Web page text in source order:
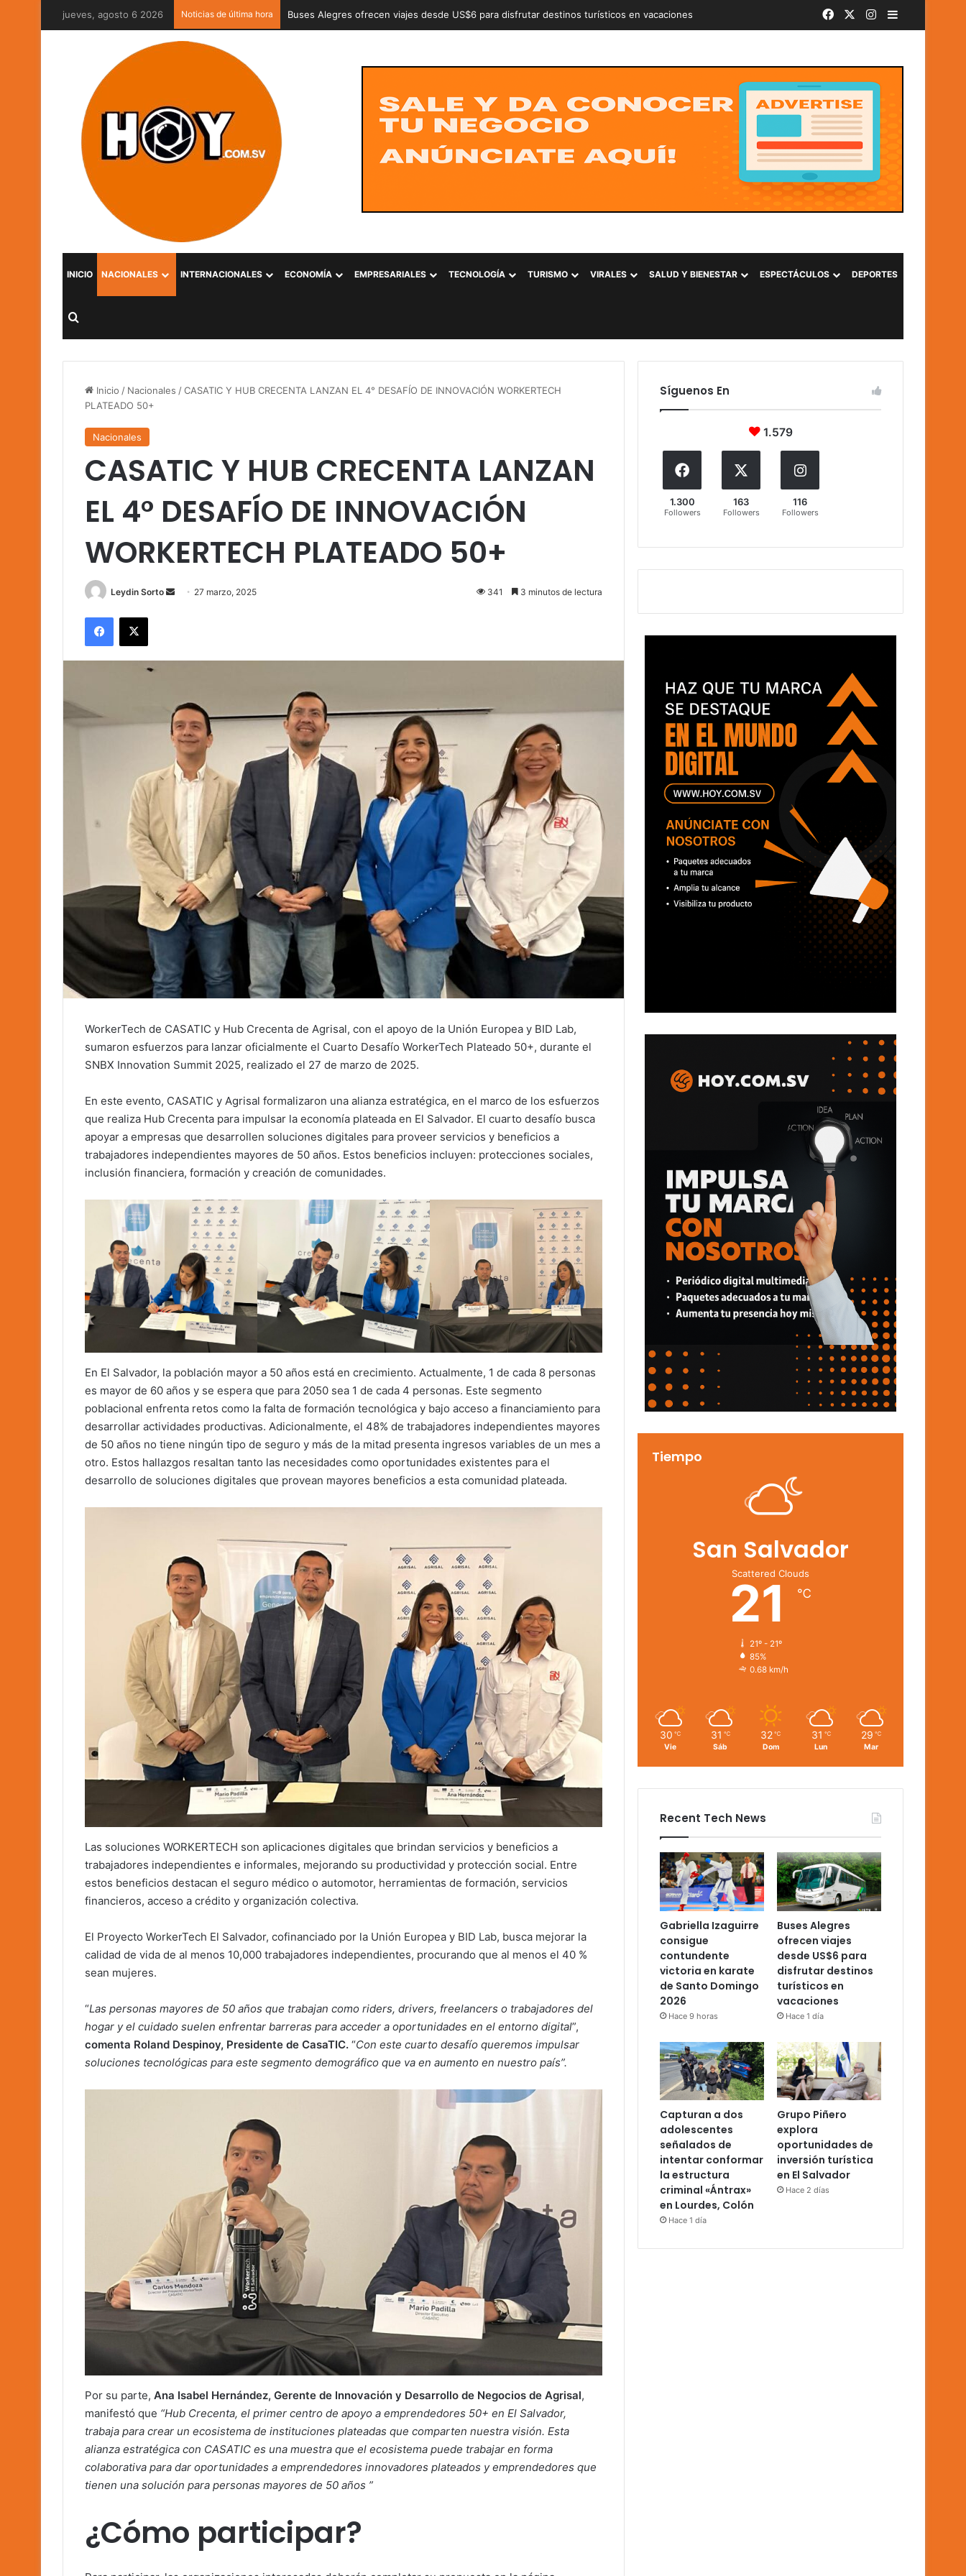
jueves, agosto 6 2026 Noticias de última hora Capturan a dos adolescentes señalados de intentar conformar la estructura criminal «Ántrax» en Lourdes, Colón FacebookInstagram
Barra lateral
INICIO NACIONALES INTERNACIONALES ECONOMÍA EMPRESARIALES TECNOLOGÍA TURISMO VIRALES SALUD Y BIENESTAR ESPECTÁCULOS DEPORTES
Buscar por
Inicio / Nacionales /CASATIC Y HUB CRECENTA LANZAN EL 4° DESAFÍO DE INNOVACIÓN WORKERTECH
PLATEADO 50+
Nacionales
CASATIC Y HUB CRECENTA LANZAN
EL 4° DESAFÍO DE INNOVACIÓN
WORKERTECH PLATEADO 50+
Leydin Sorto
Send 27 marzo, 2025 341 3 minutos de lectura
Facebook
X
WorkerTech de CASATIC y Hub Crecenta de Agrisal, con el apoyo de la Unión Europea y BID Lab,
sumaron esfuerzos para lanzar oficialmente el Cuarto Desafío WorkerTech Plateado 50+, durante el
SNBX Innovation Summit 2025, realizado el 27 de marzo de 2025.
En este evento, CASATIC y Agrisal formalizaron una alianza estratégica, en el marco de los esfuerzos
que realiza Hub Crecenta para impulsar la economía plateada en El Salvador. El cuarto desafío busca
apoyar a empresas que desarrollen soluciones digitales para proveer servicios y beneficios a
trabajadores independientes mayores de 50 años. Estos beneficios incluyen: protecciones sociales,
inclusión financiera, formación y creación de comunidades.
En El Salvador, la población mayor a 50 años está en crecimiento. Actualmente, 1 de cada 8 personas
es mayor de 60 años y se espera que para 2050 sea 1 de cada 4 personas. Este segmento
poblacional enfrenta retos como la falta de formación tecnológica y bajo acceso a financiamiento para
desarrollar actividades productivas. Adicionalmente, el 48% de trabajadores independientes mayores
de 50 años no tiene ningún tipo de seguro y más de la mitad presenta ingresos variables de un mes a
otro. Estos hallazgos resaltan tanto las necesidades como oportunidades existentes para el
desarrollo de soluciones digitales que provean mayores beneficios a esta comunidad plateada.
Las soluciones WORKERTECH son aplicaciones digitales que brindan servicios y beneficios a
trabajadores independientes e informales, mejorando su productividad y protección social. Entre
estos beneficios destacan el seguro médico o automotor, herramientas de formación, servicios
financieros, acceso a crédito y organización colectiva.
El Proyecto WorkerTech El Salvador, cofinanciado por la Unión Europea y BID Lab, busca mejorar la
calidad de vida de al menos 10,000 trabajadores independientes, procurando que al menos el 40 %
sean mujeres.
“Las personas mayores de 50 años que trabajan como riders, drivers, freelancers o trabajadores del
hogar y el cuidado suelen enfrentar barreras para acceder a oportunidades en el entorno digital”,
comenta Roland Despinoy, Presidente de CasaTIC. “Con este cuarto desafío queremos impulsar
soluciones tecnológicas para este segmento demográfico que va en aumento en nuestro país”.
Por su parte, Ana Isabel Hernández, Gerente de Innovación y Desarrollo de Negocios de Agrisal,
manifestó que “Hub Crecenta, el primer centro de apoyo a emprendedores 50+ en El Salvador,
trabaja para crear un ecosistema de instituciones plateadas que comparten nuestra visión. Esta
alianza estratégica con CASATIC es una muestra que el ecosistema puede trabajar en forma
colaborativa para dar oportunidades a emprendedores innovadores plateados y emprendedores que
tienen una solución para personas mayores de 50 años ”
¿Cómo participar?
Síguenos En
1.579
1.300
Followers
163
Followers
116
Followers
Tiempo
San Salvador
Scattered Clouds
21 ℃
21º - 21º
85%
0.68 km/h
30 ℃
Vie
31 ℃
Sáb
32 ℃
Dom
31 ℃
Lun
29 ℃
Mar
Recent Tech News
Gabriella Izaguirre
consigue
contundente
victoria en karate
de Santo Domingo
2026
Hace 9 horas
Buses Alegres
ofrecen viajes
desde US$6 para
disfrutar destinos
turísticos en
vacaciones
Hace 1 día
Capturan a dos
adolescentes
señalados de
intentar conformar
la estructura
criminal «Ántrax»
en Lourdes, Colón
Hace 1 día
Grupo Piñero
explora
oportunidades de
inversión turística
en El Salvador
Hace 2 días